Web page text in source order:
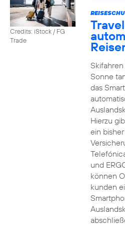
Credits: iStock / FG
Trade
Sonne
das
Hierzu
ein
und
können O
kunden